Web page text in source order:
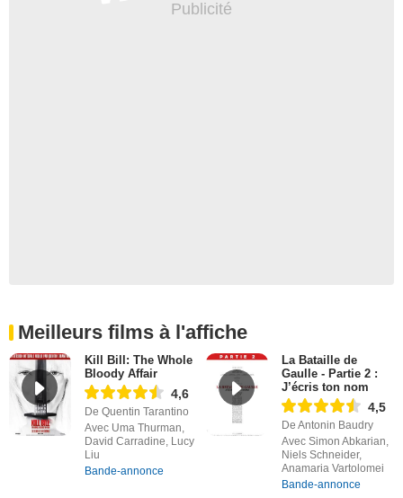
Meilleurs films à l'affiche
Kill Bill: The Whole
Bloody Affair
4,6
De Quentin Tarantino
Avec Uma Thurman,
David Carradine, Lucy
Liu
Bande-annonce
La Bataille de
Gaulle - Partie 2 :
J’écris ton nom
4,5
De Antonin Baudry
Avec Simon Abkarian,
Niels Schneider,
Anamaria Vartolomei
Bande-annonce